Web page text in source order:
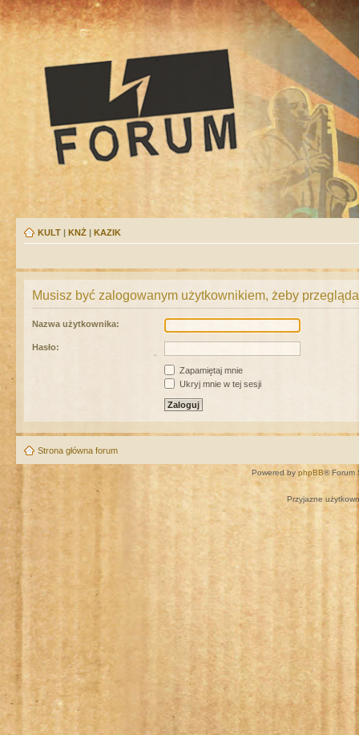
KULT | KNŻ | KAZIK
Musisz być zalogowanym użytkownikiem, żeby
Nazwa użytkownika:
Hasło:
Zapamiętaj mnie
Ukryj mnie w tej sesji
Strona główna forum
Powered by phpBB® Forum
Przyjazne